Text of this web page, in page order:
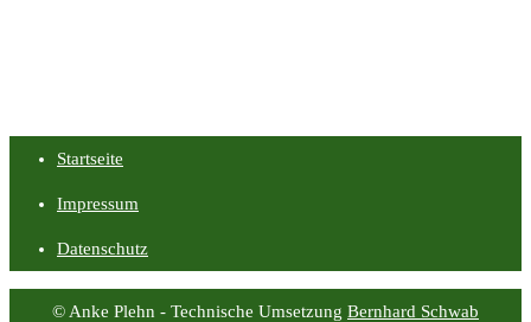
Startseite
Impressum
Datenschutz
© Anke Plehn - Technische Umsetzung Bernhard Schwab